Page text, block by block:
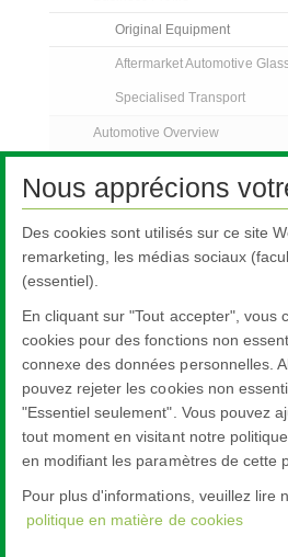
Original Equipment
Aftermarket Automotive
Specialised Transport
Automotive Overview
Pilkington Sundym Select
Customer Support Services
Automotive Glass Replacement
FAQs
AGR Nouvelles
Contactez-nous
Nous apprécions
Des cookies sont utilisés sur ce site
remarketing, les médias sociaux
(essentiel).
En cliquant sur "Tout accepter", vous
cookies pour des fonctions non
connexe des données personnelles.
pouvez rejeter les cookies non
"Essentiel seulement". Vous pouvez
tout moment en visitant notre
en modifiant les paramètres de cette
Pour plus d'informations, veuillez lire
politique en matière de cookies